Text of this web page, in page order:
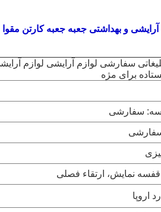
و بهداشتی جعبه جعبه کارتن مقوا
سفارشی لوازم آرایشی لوازم
برای مژه
سفارشی
قفسه نمایش، ارتقاء فصلی
اروپا